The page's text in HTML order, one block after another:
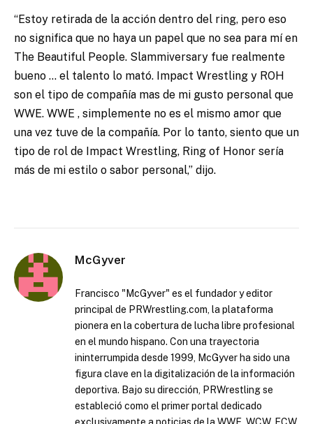
“Estoy retirada de la acción dentro del ring, pero eso
no significa que no haya un papel que no sea para mí en
The Beautiful People. Slammiversary fue realmente
bueno … el talento lo mató. Impact Wrestling y ROH
son el tipo de compañía mas de mi gusto personal que
WWE. WWE , simplemente no es el mismo amor que
una vez tuve de la compañía. Por lo tanto, siento que un
tipo de rol de Impact Wrestling, Ring of Honor sería
más de mi estilo o sabor personal,” dijo.
McGyver
Francisco "McGyver" es el fundador y editor
principal de PRWrestling.com, la plataforma
pionera en la cobertura de lucha libre profesional
en el mundo hispano. Con una trayectoria
ininterrumpida desde 1999, McGyver ha sido una
figura clave en la digitalización de la información
deportiva. Bajo su dirección, PRWrestling se
estableció como el primer portal dedicado